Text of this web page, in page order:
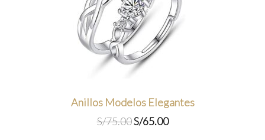
Anillos Modelos Elegantes
S/75.00El
S/65.00El